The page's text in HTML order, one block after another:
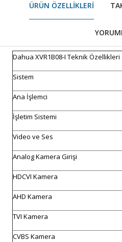
ÜRÜN ÖZELLIKLERI
Dahua XVR1B08-I Teknik Özellikleri
Sistem
Ana İşlemci
İşletim Sistemi
Video ve Ses
Analog Kamera Girişi
HDCVI Kamera
AHD Kamera
TVI Kamera
CVBS Kamera